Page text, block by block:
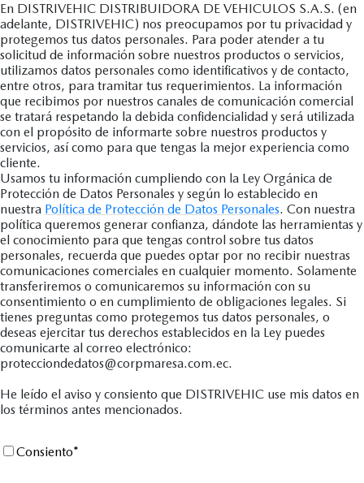
En DISTRIVEHIC DISTRIBUIDORA DE VEHICULOS S.A.S. (en
adelante, DISTRIVEHIC) nos preocupamos por tu privacidad y
protegemos tus datos personales. Para poder atender a tu
solicitud de información sobre nuestros productos o servicios,
utilizamos datos personales como identificativos y de contacto,
entre otros, para tramitar tus requerimientos. La información
que recibimos por nuestros canales de comunicación comercial
se tratará respetando la debida confidencialidad y será utilizada
con el propósito de informarte sobre nuestros productos y
servicios, así como para que tengas la mejor experiencia como
cliente.
Usamos tu información cumpliendo con la Ley Orgánica de
Protección de Datos Personales y según lo establecido en
nuestra Política de Protección de Datos Personales. Con nuestra
política queremos generar confianza, dándote las herramientas y
el conocimiento para que tengas control sobre tus datos
personales, recuerda que puedes optar por no recibir nuestras
comunicaciones comerciales en cualquier momento. Solamente
transferiremos o comunicaremos su información con su
consentimiento o en cumplimiento de obligaciones legales. Si
tienes preguntas como protegemos tus datos personales, o
deseas ejercitar tus derechos establecidos en la Ley puedes
comunicarte al correo electrónico:
protecciondedatos@corpmaresa.com.ec.
He leído el aviso y consiento que DISTRIVEHIC use mis datos en
los términos antes mencionados.
Consiento*